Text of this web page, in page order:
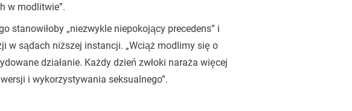
w modlitwie”.
stanowiłoby „niezwykle niepokojący precedens” i
w sądach niższej instancji. „Wciąż modlimy się o
działanie. Każdy dzień zwłoki naraża więcej
i wykorzystywania seksualnego”.